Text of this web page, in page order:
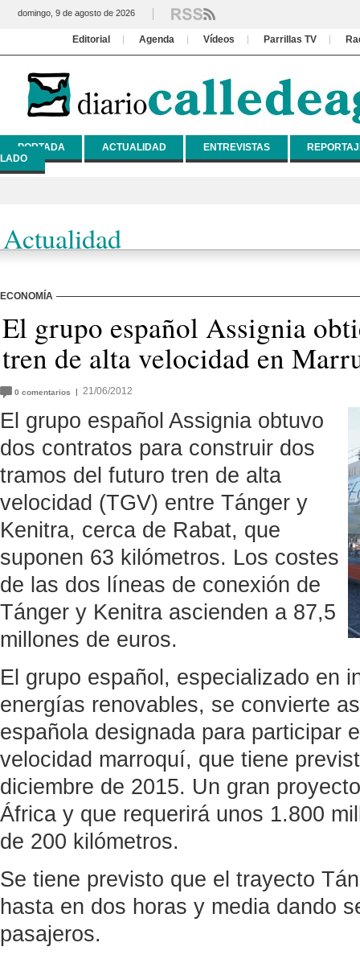
domingo, 9 de agosto de 2026
Editorial Agenda Vídeos Parrillas TV
PORTADA ACTUALIDAD ENTREVISTAS
LADO
Actualidad
ECONOMÍA
El grupo español Assignia
tren de alta velocidad en
0 comentarios | 21/06/2012
El grupo español Assignia obtuvo
dos contratos para construir dos
tramos del futuro tren de alta
velocidad (TGV) entre Tánger y
Kenitra, cerca de Rabat, que
suponen 63 kilómetros. Los costes
de las dos líneas de conexión de
Tánger y Kenitra ascienden a 87,5
millones de euros.
El grupo español, especializado en
energías renovables, se convierte
española designada para participar
velocidad marroquí, que tiene
diciembre de 2015. Un gran
África y que requerirá unos 1.800
de 200 kilómetros.
Se tiene previsto que el trayecto
hasta en dos horas y media dando
pasajeros.